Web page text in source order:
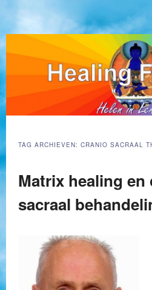
TAG ARCHIEVEN: CRANIO SACRAAL
Matrix healing en
sacraal